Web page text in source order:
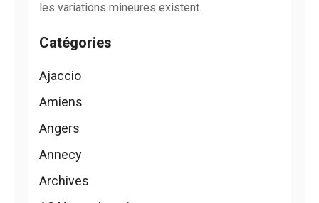
les variations mineures existent.
Catégories
Ajaccio
Amiens
Angers
Annecy
Archives